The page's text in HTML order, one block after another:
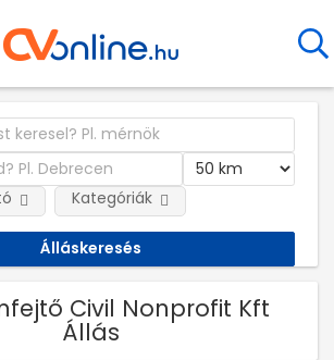
Kategóriák
Civil Nonprofit Kft
Állás